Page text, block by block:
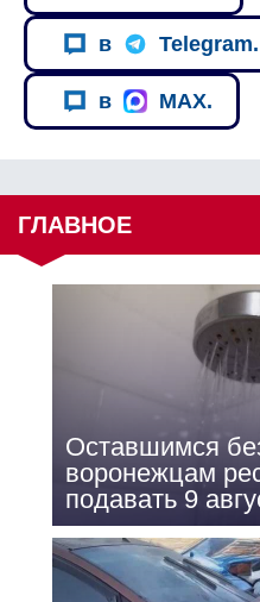
в Telegram.
в MAX.
ГЛАВНОЕ
Оставшимся
воронежцам
подавать 9